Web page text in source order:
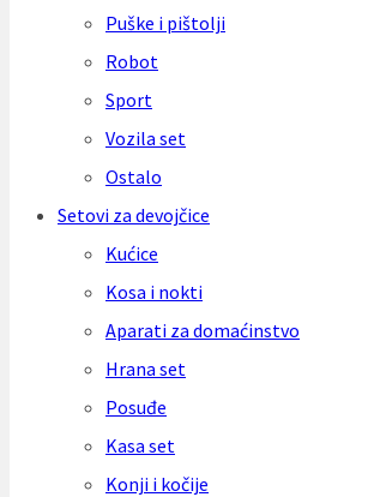
Puške i pištolji
Robot
Sport
Vozila set
Ostalo
Setovi za devojčice
Kućice
Kosa i nokti
Aparati za domaćinstvo
Hrana set
Posuđe
Kasa set
Konji i kočije